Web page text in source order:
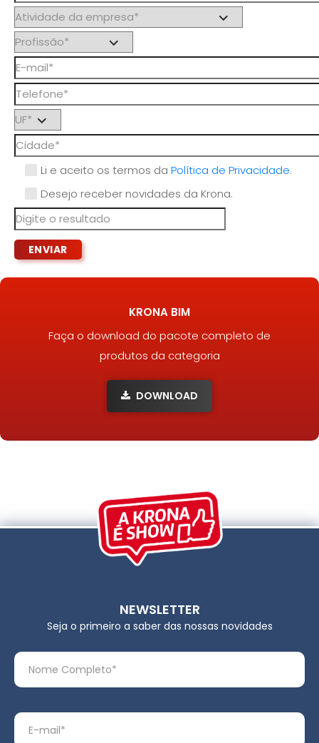
Li e aceito os termos da Política de Privacidade.
Desejo receber novidades da Krona.
KRONA BIM
Faça o download do pacote completo de
produtos da categoria
DOWNLOAD
NEWSLETTER
Seja o primeiro a saber das nossas novidades